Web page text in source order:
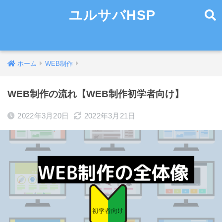
ユルサバHSP
ホーム WEB制作
WEB制作の流れ【WEB制作初学者向け】
2022年3月20日 2022年3月21日